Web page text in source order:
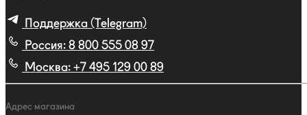
Поддержка (Telegram)
Россия: 8 800 555 08 97
Москва: +7 495 129 00 89
Адрес магазина